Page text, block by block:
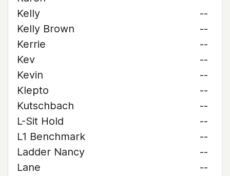
Kelly
--
Kelly Brown
--
Kerrie
--
Kev
--
Kevin
--
Klepto
--
Kutschbach
--
L-Sit Hold
--
L1 Benchmark
--
Ladder Nancy
--
Lane
--